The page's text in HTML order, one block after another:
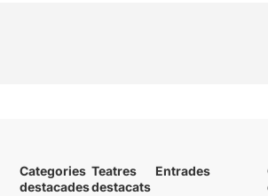
Categories
destacades
Teatres
destacats
Entrades